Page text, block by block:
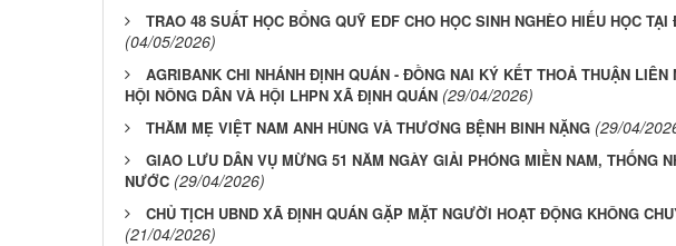
TRAO 48 SUẤT HỌC BỔNG QUỸ EDF CHO HỌC SINH NGHÈO HIẾU HỌC TẠI
(04/05/2026)
AGRIBANK CHI NHÁNH ĐỊNH QUÁN - ĐỒNG NAI KÝ KẾT THOẢ THUẬN LIÊN
HỘI NÔNG DÂN VÀ HỘI LHPN XÃ ĐỊNH QUÁN (29/04/2026)
THĂM MẸ VIỆT NAM ANH HÙNG VÀ THƯƠNG BỆNH BINH NẶNG (29/04/
GIAO LƯU DÂN VỤ MỪNG 51 NĂM NGÀY GIẢI PHÓNG MIỀN NAM, THỐNG
NƯỚC (29/04/2026)
CHỦ TỊCH UBND XÃ ĐỊNH QUÁN GẶP MẶT NGƯỜI HOẠT ĐỘNG KHÔNG
(21/04/2026)